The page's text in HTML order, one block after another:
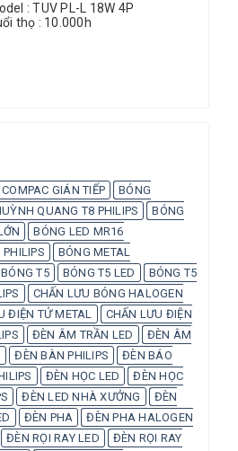
: TUV PL-L 18W 4P
thọ : 10.000h
GIÁN TIẾP
BÓNG
QUANG T8 PHILIPS
BÓNG
BÓNG LED MR16
BÓNG METAL
BÓNG T5 BÓNG T5 LED
BÓNG T5
CHẤN LƯU BÓNG HALOGEN
ĐIỆN TỬ METAL
CHẤN LƯU ĐIỆN
ĐÈN ÂM TRẦN LED
ĐÈN ÂM
ĐÈN BÀN PHILIPS
ĐÈN BÁO
ĐÈN HỌC LED
ĐÈN HỌC
ĐÈN LED NHÀ XƯỞNG
ĐÈN
ĐÈN PHA
ĐÈN PHA HALOGEN
ĐÈN RỌI RAY LED
ĐÈN RỌI RAY